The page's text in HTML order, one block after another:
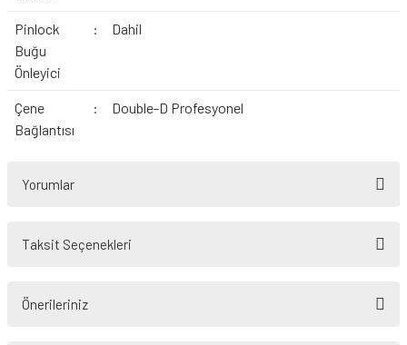
Pinlock
Buğu
Önleyici
: Dahil
Çene
Bağlantısı
: Double-D Profesyonel
Yorumlar
Taksit Seçenekleri
Önerileriniz